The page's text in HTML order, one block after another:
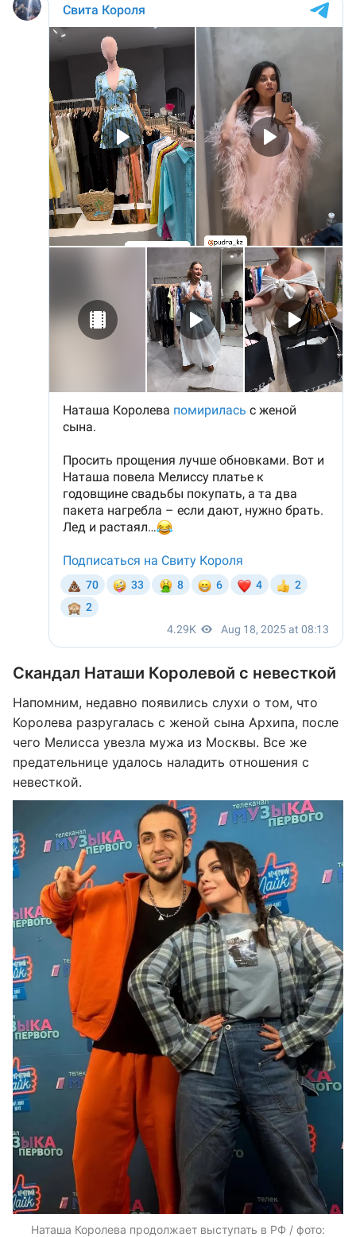
Скандал Наташи Королевой с невесткой
Напомним, недавно появились слухи о том, что
Королева разругалась с женой сына Архипа, после
чего Мелисса увезла мужа из Москвы. Все же
предательнице удалось наладить отношения с
невесткой.
Наташа Королева продолжает выступать в РФ / фото: